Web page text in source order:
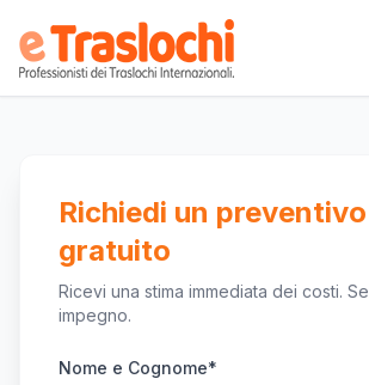
Richiedi un preventivo
gratuito
Ricevi una stima immediata dei costi.
impegno.
Nome e Cognome*